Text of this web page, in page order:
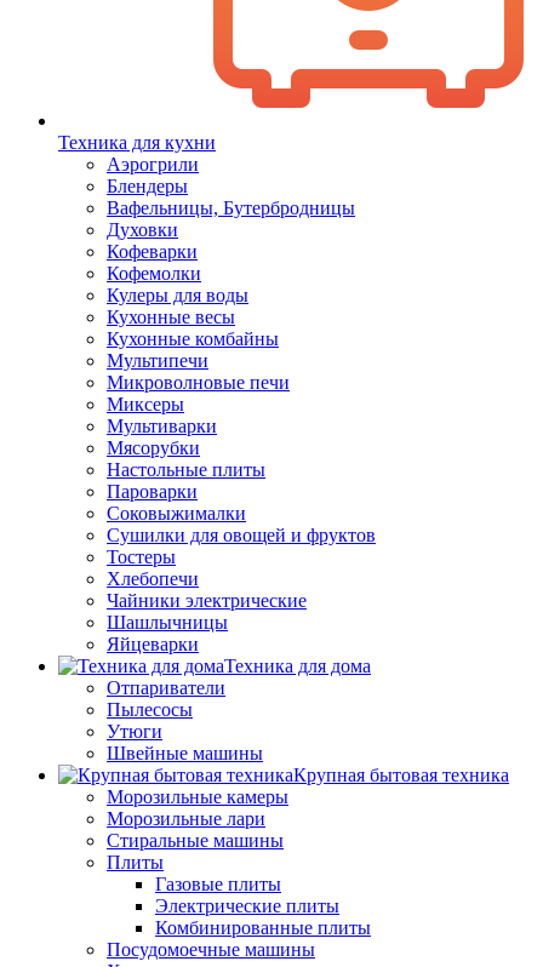
Техника для кухни
Аэрогрили
Блендеры
Вафельницы, Бутербродницы
Духовки
Кофеварки
Кофемолки
Кулеры для воды
Кухонные весы
Кухонные комбайны
Мультипечи
Микроволновые печи
Миксеры
Мультиварки
Мясорубки
Настольные плиты
Пароварки
Соковыжималки
Сушилки для овощей и фруктов
Тостеры
Хлебопечи
Чайники электрические
Шашлычницы
Яйцеварки
Техника для дома
Отпариватели
Пылесосы
Утюги
Швейные машины
Крупная бытовая техника
Морозильные камеры
Морозильные лари
Стиральные машины
Плиты
Газовые плиты
Электрические плиты
Комбинированные плиты
Посудомоечные машины